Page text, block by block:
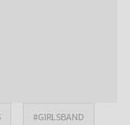
#GIRLSBAND